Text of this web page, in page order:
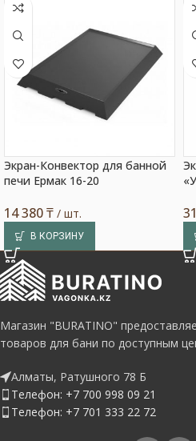
Экран-Конвектор для банной
печи Ермак 16-20
14 380₸ / шт.
В КОРЗИНУ
Магазин "BURATINO"
товаров для бани по доступным
Алматы, Ратушного 78 Б
Телефон: +7 700 998 09 21
Телефон: +7 701 333 22 72